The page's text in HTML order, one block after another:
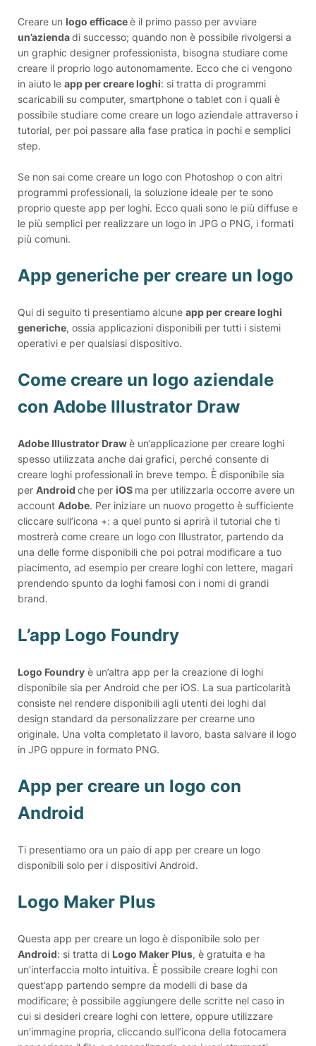
Creare un logo efficaceè il primo passo per avviare
un’aziendadi successo; quando non è possibile rivolgersi a
un graphic designer professionista, bisogna studiare come
creare il proprio logo autonomamente. Ecco che ci vengono
in aiuto le app per creare loghi: si tratta di programmi
scaricabili su computer, smartphone o tablet con i quali è
possibile studiare come creare un logo aziendale attraverso i
tutorial, per poi passare alla fase pratica in pochi e semplici
step.
Se non sai come creare un logo con Photoshop o con altri
programmi professionali, la soluzione ideale per te sono
proprio queste app per loghi. Ecco quali sono le più diffuse e
le più semplici per realizzare un logo in JPG o PNG, i formati
più comuni.
App generiche per creare un logo
Qui di seguito ti presentiamo alcune app per creare loghi
generiche, ossia applicazioni disponibili per tutti i sistemi
operativi e per qualsiasi dispositivo.
Come creare un logo aziendale
con Adobe Illustrator Draw
Adobe Illustrator Drawè un’applicazione per creare loghi
spesso utilizzata anche dai grafici, perché consente di
creare loghi professionali in breve tempo. È disponibile sia
per Android che per iOS ma per utilizzarla occorre avere un
account Adobe. Per iniziare un nuovo progetto è sufficiente
cliccare sull’icona +: a quel punto si aprirà il tutorial che ti
mostrerà come creare un logo con Illustrator, partendo da
una delle forme disponibili che poi potrai modificare a tuo
piacimento, ad esempio per creare loghi con lettere, magari
prendendo spunto da loghi famosi con i nomi di grandi
brand.
L’app Logo Foundry
Logo Foundry è un’altra app per la creazione di loghi
disponibile sia per Android che per iOS. La sua particolarità
consiste nel rendere disponibili agli utenti dei loghi dal
design standard da personalizzare per crearne uno
originale. Una volta completato il lavoro, basta salvare il logo
in JPG oppure in formato PNG.
App per creare un logo con
Android
Ti presentiamo ora un paio di app per creare un logo
disponibili solo per i dispositivi Android.
Logo Maker Plus
Questa app per creare un logo è disponibile solo per
Android: si tratta di Logo Maker Plus, è gratuita e ha
un’interfaccia molto intuitiva. È possibile creare loghi con
quest’app partendo sempre da modelli di base da
modificare; è possibile aggiungere delle scritte nel caso in
cui si desideri creare loghi con lettere, oppure utilizzare
un’immagine propria, cliccando sull’icona della fotocamera